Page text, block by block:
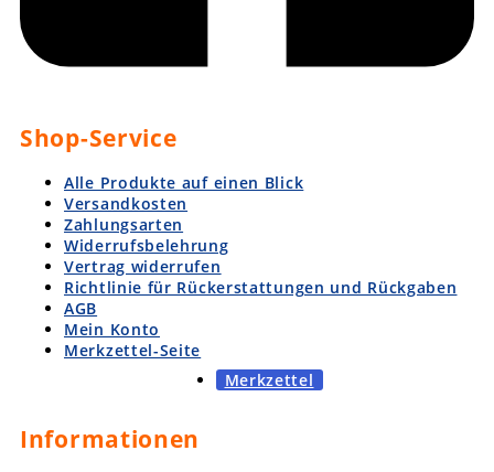
Shop-Service
Alle Produkte auf einen Blick
Versandkosten
Zahlungsarten
Widerrufsbelehrung
Vertrag widerrufen
Richtlinie für Rückerstattungen und Rückgaben
AGB
Mein Konto
Merkzettel-Seite
Merkzettel
Informationen